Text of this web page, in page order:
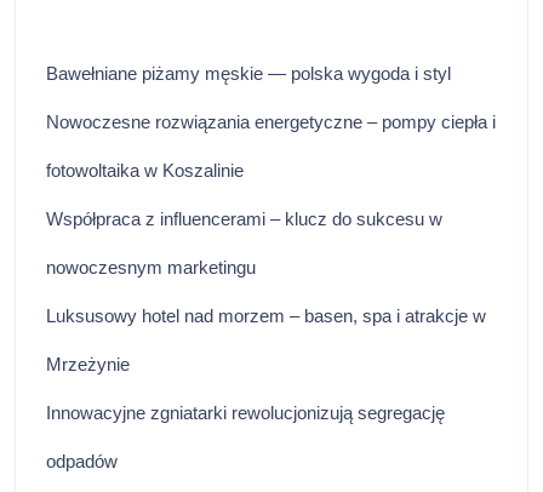
Bawełniane piżamy męskie — polska wygoda i styl
Nowoczesne rozwiązania energetyczne – pompy ciepła i
fotowoltaika w Koszalinie
Współpraca z influencerami – klucz do sukcesu w
nowoczesnym marketingu
Luksusowy hotel nad morzem – basen, spa i atrakcje w
Mrzeżynie
Innowacyjne zgniatarki rewolucjonizują segregację
odpadów